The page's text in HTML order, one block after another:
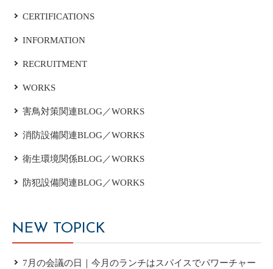
CERTIFICATIONS
INFORMATION
RECRUITMENT
WORKS
害鳥対策関連BLOG／WORKS
消防設備関連BLOG／WORKS
衛生環境関係BLOG／WORKS
防犯設備関連BLOG／WORKS
NEW TOPICK
7月の会議の日｜今月のランチはスパイスでパワーチャー